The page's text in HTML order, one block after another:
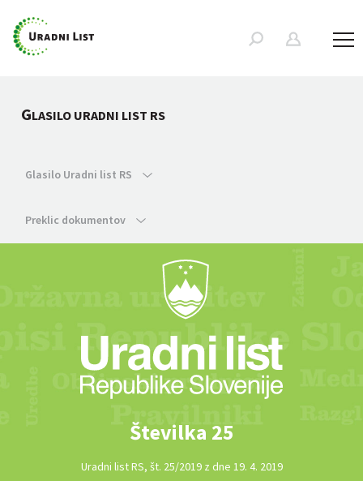
GLASILO URADNI LIST RS
Glasilo Uradni list RS
Preklic dokumentov
Številka 25
Uradni list RS, št. 25/2019 z dne 19. 4. 2019